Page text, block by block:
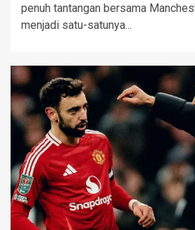
penuh tantangan bersama
menjadi satu-satunya...